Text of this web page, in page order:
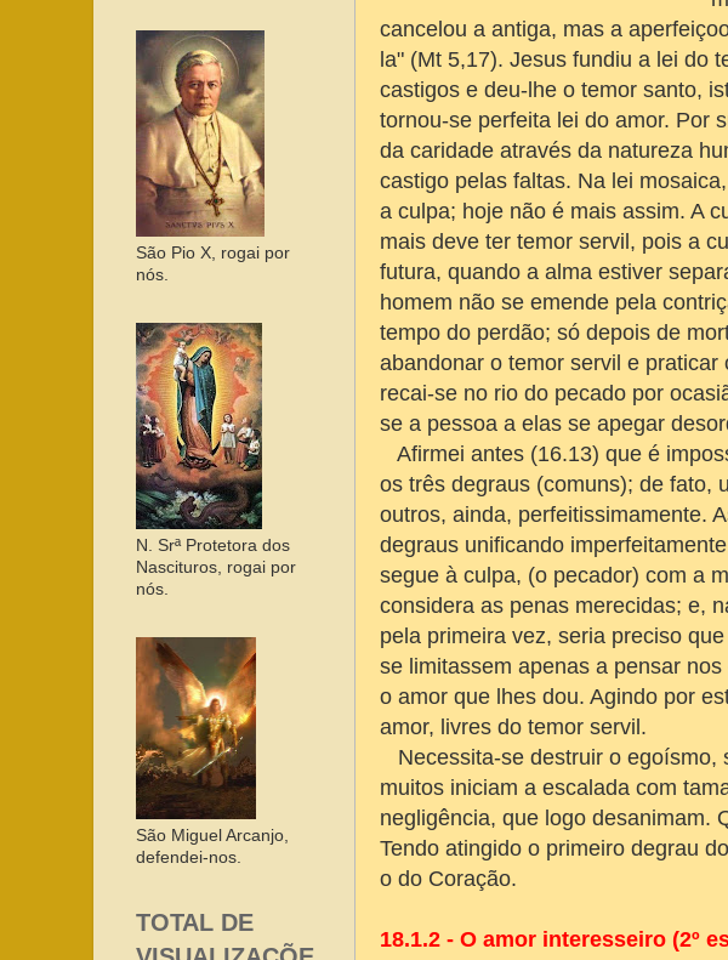
cancelou a antiga, mas a
la" (Mt 5,17). Jesus fundiu a lei do
castigos e deu-lhe o temor santo,
tornou-se perfeita lei do amor. Por
da caridade através da natureza
castigo pelas faltas. Na lei
a culpa; hoje não é mais assim. A
mais deve ter temor servil, pois a
futura, quando a alma estiver
homem não se emende pela
tempo do perdão; só depois de
abandonar o temor servil e
recai-se no rio do pecado por
se a pessoa a elas se apegar
Afirmei antes (16.13) que é
os três degraus (comuns); de fato,
outros, ainda, perfeitissimamente.
degraus unificando
segue à culpa, (o pecador) com a
considera as penas merecidas; e,
pela primeira vez, seria preciso
se limitassem apenas a pensar
o amor que lhes dou. Agindo por
amor, livres do temor servil.
Necessita-se destruir o egoísmo,
muitos iniciam a escalada com
negligência, que logo desanimam.
Tendo atingido o primeiro degrau
o do Coração.
18.1.2 - O amor interesseiro (2º
São Pio X, rogai por
nós.
N. Srª Protetora dos
Nascituros, rogai por
nós.
São Miguel Arcanjo,
defendei-nos.
TOTAL DE